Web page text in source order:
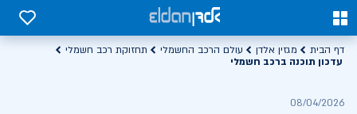
0
0
דף הבית מגזין אלדן עולם הרכב החשמלי
תחזוקת רכב חשמלי
עדכון תוכנה ברכב חשמלי
08/04/2026